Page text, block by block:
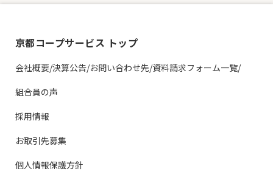
京都コープサービス トップ
会社概要/決算公告/お問い合わせ先/資料請求フォーム一覧/
組合員の声
採用情報
お取引先募集
個人情報保護方針